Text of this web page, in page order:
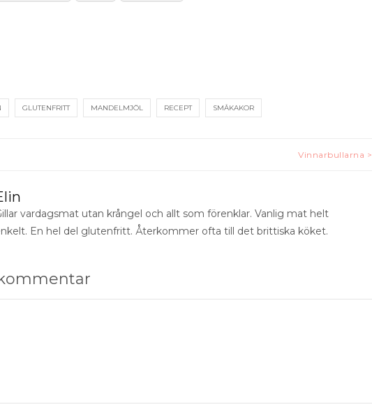
GLUTENFRITT MANDELMJÖL RECEPT SMÅKAKOR
Vinnarbullarna >
vardagsmat utan krångel och allt som förenklar. Vanlig mat helt
En hel del glutenfritt. Återkommer ofta till det brittiska köket.